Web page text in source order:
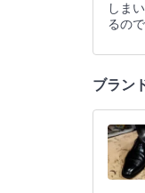
しま
るので
ブラン